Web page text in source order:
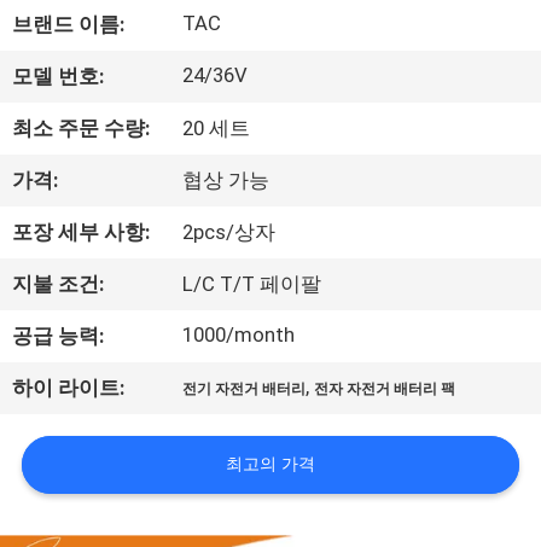
동
영
회
사
소
개
공
브랜드 이름: TAC
모델 번호: 24/36V
최소 주문 수량: 20 세트
가격: 협상 가능
포장 세부 사항: 2pcs/상자
지불 조건: L/C T/T 페이팔
공급 능력: 1000/month
하이 라이트: 전기 자전거 배터리 , 전자 자전거 배터리 팩
최고의 가격